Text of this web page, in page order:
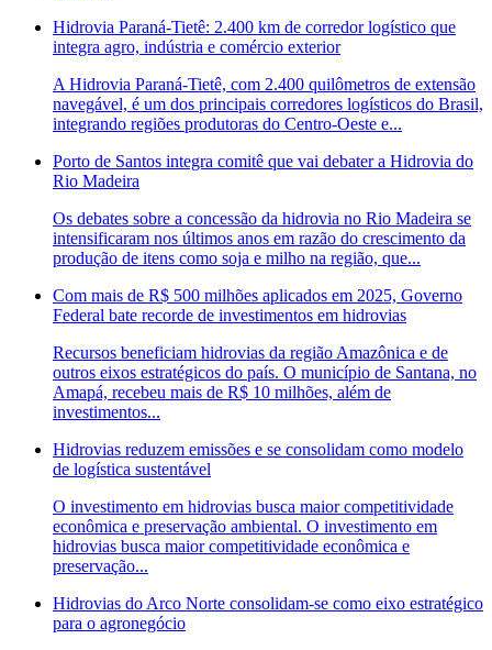
Hidrovia Paraná-Tietê: 2.400 km de corredor logístico que
integra agro, indústria e comércio exterior
A Hidrovia Paraná-Tietê, com 2.400 quilômetros de extensão
navegável, é um dos principais corredores logísticos do Brasil,
integrando regiões produtoras do Centro-Oeste e...
Porto de Santos integra comitê que vai debater a Hidrovia do
Rio Madeira
Os debates sobre a concessão da hidrovia no Rio Madeira se
intensificaram nos últimos anos em razão do crescimento da
produção de itens como soja e milho na região, que...
Com mais de R$ 500 milhões aplicados em 2025, Governo
Federal bate recorde de investimentos em hidrovias
Recursos beneficiam hidrovias da região Amazônica e de
outros eixos estratégicos do país. O município de Santana, no
Amapá, recebeu mais de R$ 10 milhões, além de
investimentos...
Hidrovias reduzem emissões e se consolidam como modelo
de logística sustentável
O investimento em hidrovias busca maior competitividade
econômica e preservação ambiental. O investimento em
hidrovias busca maior competitividade econômica e
preservação...
Hidrovias do Arco Norte consolidam-se como eixo estratégico
para o agronegócio